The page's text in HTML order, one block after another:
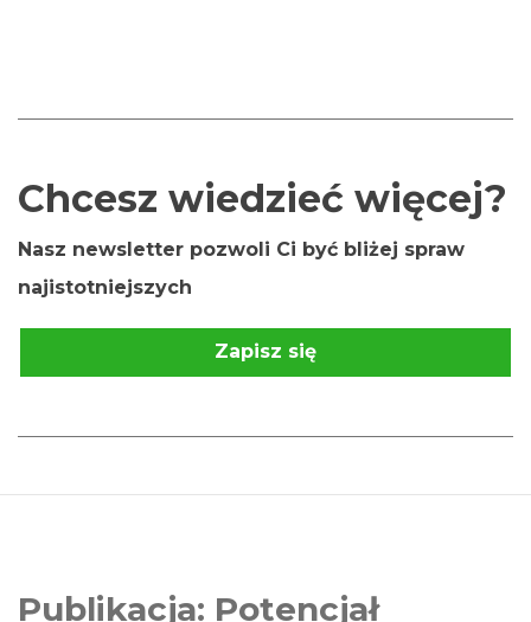
Chcesz wiedzieć więcej?
Nasz newsletter pozwoli Ci być bliżej spraw
najistotniejszych
Zapisz się
Publikacja: Potencjał